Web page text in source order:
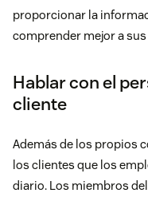
proporcionar la
comprender mejor a
Hablar con el
cliente
Además de los propios
los clientes que los
diario. Los miembros